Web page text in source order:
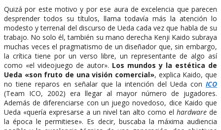
Quizá por este motivo y por ese aura de excelencia que parecen
desprender todos su títulos, llama todavía más la atención lo
modesto y terrenal del discurso de Ueda cada vez que habla de su
trabajo. No solo él, también su mano derecha Kenji Kaido subraya
muchas veces el pragmatismo de un diseñador que, sin embargo,
la crítica tiene por un verso libre, un representante de algo así
como «el videojuego de autor». Los mundos y la estética de
Ueda «son fruto de una visión comercial», explica Kaido, que
no tiene reparos en señalar que la intención del Ueda con ICO
(Team ICO, 2002) era llegar al mayor número de jugadores.
Además de diferenciarse con un juego novedoso, dice Kaido que
Ueda «quería expresarse a un nivel tan alto como el hardware de
la época le permitiese». Es decir, buscaba la máxima audiencia